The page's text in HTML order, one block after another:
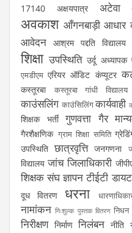
17140 अक्षयपात्र अटेवा
अवकाश आँगनबाड़ी आधार
आवेदन आश्रम पद्दति विद्यालय
शिक्षा उपस्थिति उर्दू अध्यापक
एमडीएम एरियर ऑडिट कंप्यूटर
कस्तूरबा
कस्तूरबा गांधी विद्यालय
काउंसलिंग काउंसिलिंग कार्यवाही
शिक्षक भर्ती
गुणवत्ता गैर
गैरशैक्षणिक ग्राम शिक्षा समिति
उपस्थिति छात्रवृत्ति जनगणना
विद्यालय जांच जिलाधिकारी
शिक्षक संघ ज्ञापन टीईटी डायट
दूध वितरण
धरना
नामांकन निःशुल्क पुस्तक वितरण निधन
निरीक्षण निर्माण निलंबन नीति